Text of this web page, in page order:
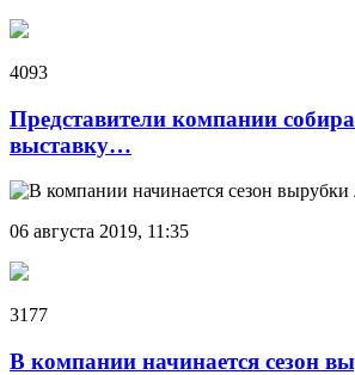
4093
Представители компании
выставку…
06 августа 2019, 11:35
3177
В компании начинается сезон